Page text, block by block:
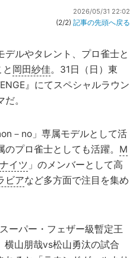
2026/05/31 22:02
(2/2) 記事の先頭へ戻る
ルやタレント、プロ雀士と
岡田紗佳。31日（日）東
』にてスペシャルラウン
。
－no」専属モデルとして活
のプロ雀士としても活躍。 M
ナイツ 」のメンバーとして高
ビアなど多方面で注目を集め
ーパー・フェザー級暫定王
横山朋哉vs松山勇汰の試合